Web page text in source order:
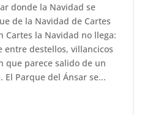
donde la Navidad se
de la Navidad de Cartes
Cartes la Navidad no llega:
entre destellos, villancicos
que parece salido de un
El Parque del Ánsar se...